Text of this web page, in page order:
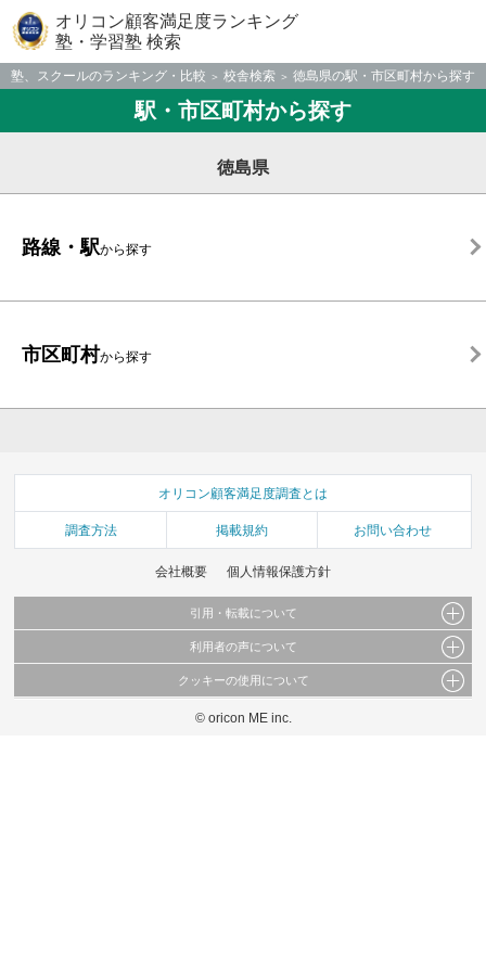
オリコン顧客満足度ランキング
塾・学習塾 検索
塾、スクールのランキング・比較 校舎検索 徳島県の駅・市区町村から探す
駅・市区町村から探す
徳島県
路線・駅から探す
市区町村から探す
オリコン顧客満足度調査とは
調査方法 掲載規約 お問い合わせ
会社概要 個人情報保護方針
引用・転載について
当サイトで公開されている情報（文字、写真、イラスト、画像データ等）及びこれらの配
これらの情報を権利者の許可なく無断転載・複製などの二次利用を行うことは固く禁じて
利用者の声について
当サイトに掲載している内容はすべてサービスの利用者が提出された見解・感想です。
弊社の見解・ 意見ではないことをご理解いただいた上でご覧ください。
クッキーの使用について
このサイトでは Cookie を使用して、ユーザーに合わせたコンテンツや広告の表示、ソー
© oricon ME inc.